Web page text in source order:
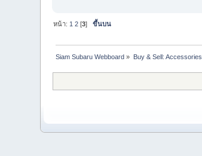
หน้า: 1 2 [3]ขึ้นบน
Siam Subaru Webboard » Buy & Sell: Accessories